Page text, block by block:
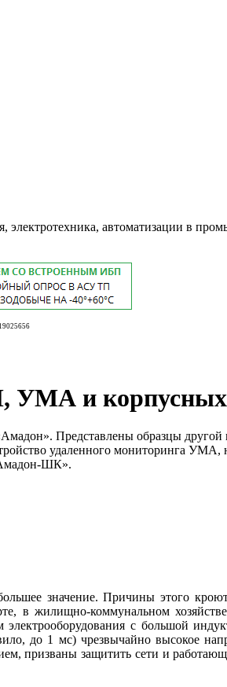
автоматизации в
УМА и корпусных
Представлены образцы
удаленного мониторинга УМА,
ШК».
значение. Причины этого
в жилищно-коммунальном
с большой
до 1 мс) чрезвычайно высокое
призваны защитить сети и